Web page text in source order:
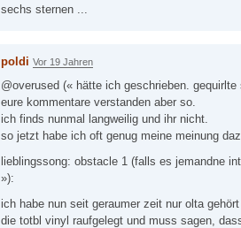
sechs sternen ...
poldi Vor 19 Jahren
@overused (« hätte ich geschrieben.
eure kommentare verstanden aber so.
ich finds nunmal langweilig und ihr nicht.
so jetzt habe ich oft genug meine meinung
lieblingssong: obstacle 1 (falls es jemandne
»):
ich habe nun seit geraumer zeit nur olta
die totbl vinyl raufgelegt und muss sagen,